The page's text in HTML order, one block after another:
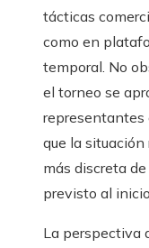
tácticas
como en
temporal. No
el torneo se
representantes
que la
más discreta
previsto al
La perspectiva